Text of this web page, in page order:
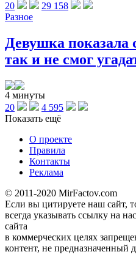
20
29 158
Разное
Девушка показала
так и не смог
4 минуты
20
4 595
Показать ещё
О проекте
Правила
Контакты
Реклама
© 2011-2020 MirFactov.com
Если вы цитируете наш сайт,
всегда указывать ссылку на
сайта
в коммерческих целях
контент, не предназначенный